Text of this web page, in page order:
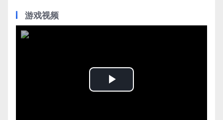
游戏视频
Play